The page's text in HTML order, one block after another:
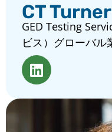
CT Turner
GED Testing
ビス）グローバ